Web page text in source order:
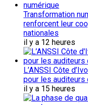
Transformation
renforcent leur
nationales
il y a 12 heures
L’ANSSI Côte
pour les auditeurs
il y a 15 heures